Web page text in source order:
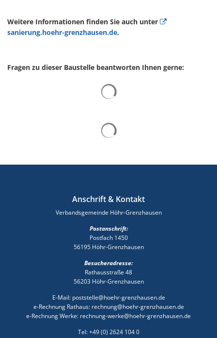
Weitere Informationen finden Sie auch unter
sanierung.hoehr-grenzhausen.de.
Fragen zu dieser Baustelle beantworten Ihnen gerne:
Anschrift & Kontakt
Verbandsgemeinde Höhr-Grenzhausen
Postanschrift:
Postfach 1450
56195 Höhr-Grenzhausen
Besucheradresse:
Rathausstraße 48
56203 Höhr-Grenzhausen
E-Mail: poststelle@hoehr-grenzhausen.de
e-Rechnung Rathaus: rechnung@hoehr-grenzhausen.de
e-Rechnung Werke: rechnung-werke@hoehr-grenzhausen.de
Tel: +49 (0) 2624 104 0